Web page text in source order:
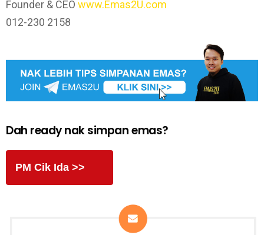
Founder & CEO www.Emas2U.com
012-230 2158
Dah ready nak simpan emas?
PM Cik Ida >>